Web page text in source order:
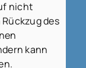
nicht
des
kann